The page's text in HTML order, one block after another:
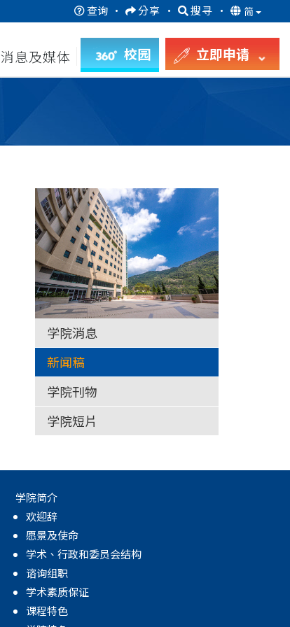
查询 · 分享 · 搜寻 · 简
消息及媒体 校园 立即申请
学院消息
新闻稿
学院刊物
学院短片
学院简介
欢迎辞
愿景及使命
学术、行政和委员会结构
谘询组职
学术素质保证
课程特色